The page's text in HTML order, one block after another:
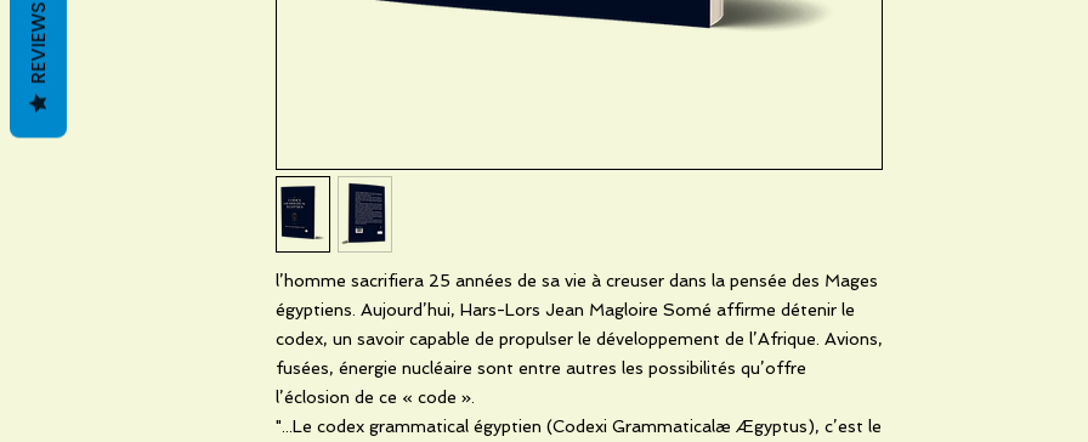
l’homme sacrifiera 25 années de sa vie à creuser dans la pensée des Mages
égyptiens. Aujourd’hui, Hars-Lors Jean Magloire Somé affirme détenir le
codex, un savoir capable de propulser le développement de l’Afrique. Avions,
fusées, énergie nucléaire sont entre autres les possibilités qu’offre
l’éclosion de ce « code ».
"...Le codex grammatical égyptien (Codexi Grammaticalæ Ægyptus), c’est le
REVIEWS